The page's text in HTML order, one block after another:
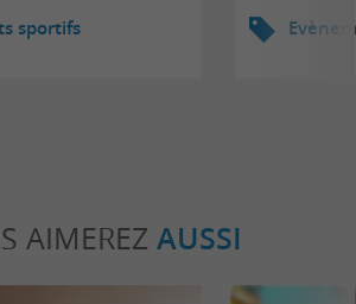
sportifs
AIMEREZ AUSSI